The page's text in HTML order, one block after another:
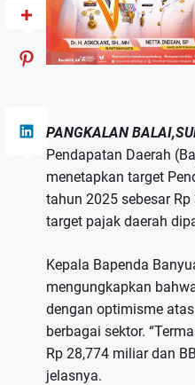
PANGKALAN
Pendapatan Daerah
menetapkan target
tahun 2025 sebesar
target pajak daerah
Kepala Bapenda
mengungkapkan
dengan optimisme
berbagai sektor.
Rp 28,774 miliar dan
jelasnya.